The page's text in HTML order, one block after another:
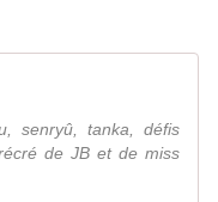
senryû, tanka, défis
de JB et de miss